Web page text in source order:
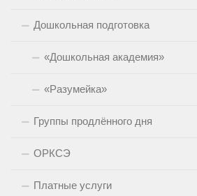
Дошкольная подготовка
«Дошкольная академия»
«Разумейка»
Группы продлённого дня
ОРКСЭ
Платные услуги